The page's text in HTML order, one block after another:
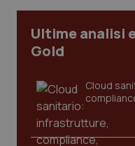
Ultime analisi
Gold
Cloud
sito web
navigazione sulle
protette del sito. Il
Nome